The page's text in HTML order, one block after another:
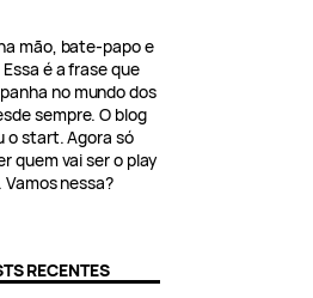
mão, bate-papo e
é a frase que
no mundo dos
sempre. O blog
o start. Agora só
quem vai ser o play
Vamos nessa?
RECENTES